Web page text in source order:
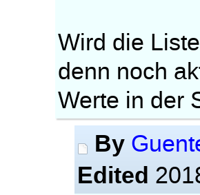
Wird die Liste
denn noch
Werte in der
By
Edited